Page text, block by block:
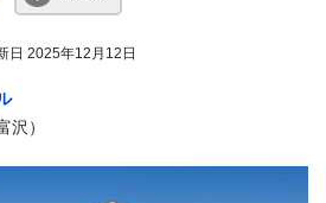
2025年12月12日
沢）